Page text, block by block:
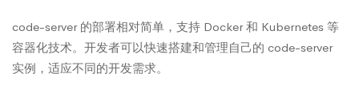
code-server 的部署相对简单，支持 Docker 和 Kubernetes 等
容器化技术。开发者可以快速搭建和管理自己的 code-server
实例，适应不同的开发需求。